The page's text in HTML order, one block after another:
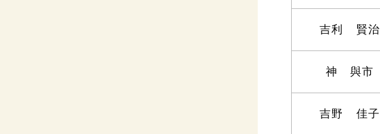
吉利 賢治
神 與市
吉野 佳子